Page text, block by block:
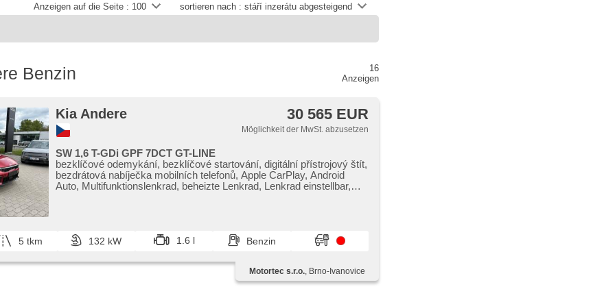
sortieren nach : stáří inzerátu abgesteigend
Anzeigen auf die Seite : 100
Benzin
16
Anzeigen
Kia Andere 30 565 EUR
Möglichkeit der MwSt. abzusetzen
SW 1,6 T-GDi GPF 7DCT GT-LINE
bezklíčové odemykání, bezklíčové startování, digitální přístrojový štít,
bezdrátová nabíječka mobilních telefonů, Apple CarPlay, Android
Auto, Multifunktionslenkrad, beheizte Lenkrad, Lenkrad einstellbar,
Geschwindigkeitsgänge, Fahrkamera
5 tkm 132 kW 1.6 l Benzin
Motortec s.r.o., Brno-Ivanovice